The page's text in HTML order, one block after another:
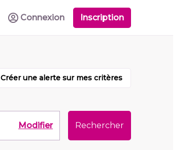
Connexion Inscription
Créer une alerte sur mes critères
Modifier Rechercher